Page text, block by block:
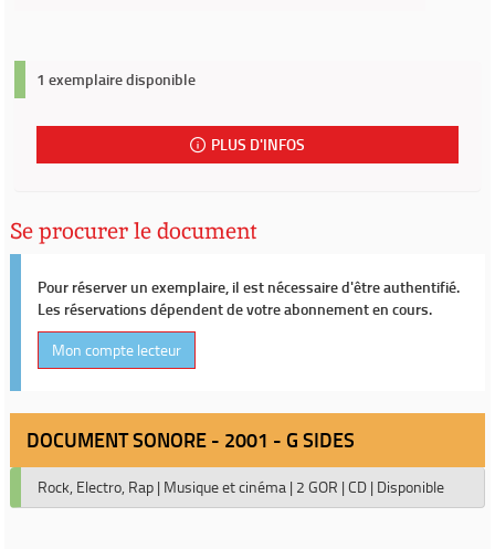
1 exemplaire disponible
PLUS D'INFOS
Se procurer le document
Pour réserver un exemplaire, il est nécessaire d'être authentifié.
Les réservations dépendent de votre abonnement en cours.
Mon compte lecteur
DOCUMENT SONORE - 2001 - G SIDES
Rock, Electro, Rap | Musique et cinéma | 2 GOR | CD | Disponible